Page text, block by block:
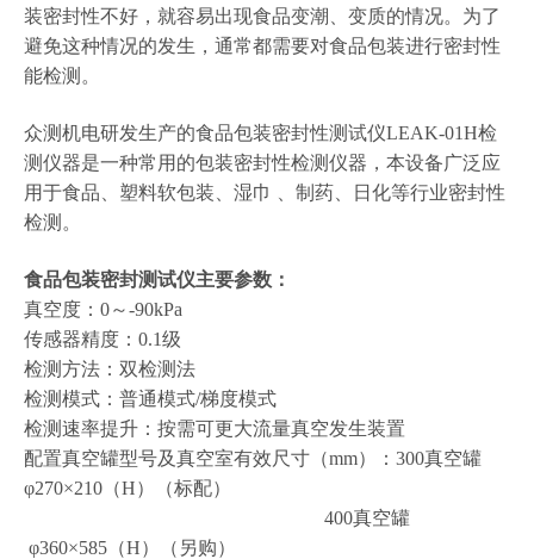
装密封性不好，就容易出现食品变潮、变质的情况。为了
避免这种情况的发生，通常都需要对食品包装进行密封性
能检测。
众测机电研发生产的食品包装密封性测试仪LEAK-01H检
测仪器是一种常用的包装密封性检测仪器，本设备广泛应
用于食品、塑料软包装、湿巾 、制药、日化等行业密封性
检测。
食品包装密封测试仪主要参数：
真空度：0～-90kPa
传感器精度 ：0.1级
检测方法：双检测法
检测模式：普通模式/梯度模式
检测速率提升：按需可更大流量真空发生装置
配置真空罐型号及真空室有效尺寸（mm）：300真空罐
φ270×210（H）（标配）
400真空罐
φ360×585（H）（另购）